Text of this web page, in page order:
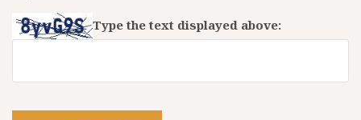
Type the text displayed above: